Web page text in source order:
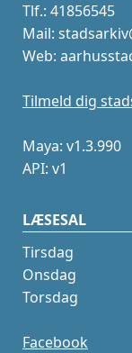
Tlf.: 41856545
Mail:
Web:
Tilmeld dig
Maya: v1.3.990
API: v1
LÆSESAL
Tirsdag
Onsdag
Torsdag
Facebook